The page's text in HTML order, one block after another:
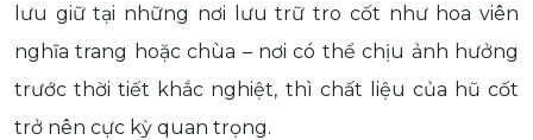
lưu giữ tại những nơi lưu trữ tro cốt như hoa viên
nghĩa trang hoặc chùa – nơi có thể chịu ảnh hưởng
trước thời tiết khắc nghiệt, thì chất liệu của hũ cốt
trở nên cực kỳ quan trọng.